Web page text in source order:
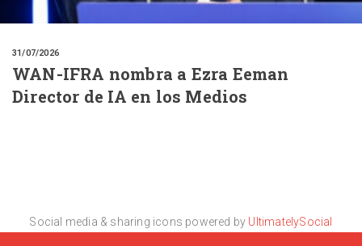
31/07/2026
WAN-IFRA nombra a Ezra Eeman
Director de IA en los Medios
Social media & sharing icons powered by UltimatelySocial